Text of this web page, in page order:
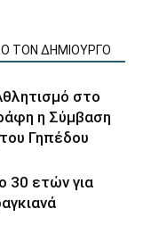
ΤΟΝ ΔΗΜΙΟΥΡΓΟ
στο
η Σύμβαση
Γηπέδου
30 ετών για